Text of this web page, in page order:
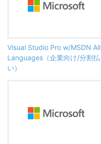
Visual Studio Pro w/MSDN All
Languages（企業向け/分割払
い）